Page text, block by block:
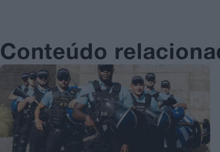
Conteúdo